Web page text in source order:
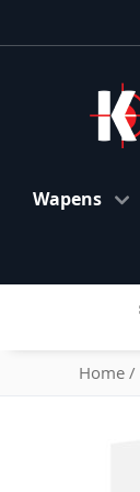
naar
inhoud
Wapens
Home